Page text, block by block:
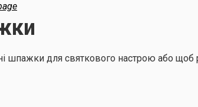
шпажки для святкового настрою або